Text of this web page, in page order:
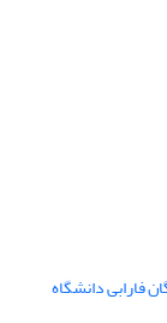
فارابی دانشگاه